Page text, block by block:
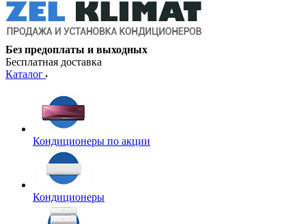
Без предоплаты и выходных
Бесплатная доставка
Каталог
Кондиционеры по акции
Кондиционеры